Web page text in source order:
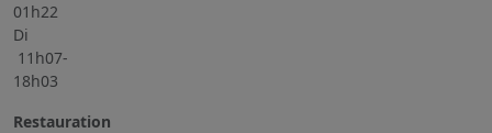
01h22
Di
11h07-
18h03
Restauration